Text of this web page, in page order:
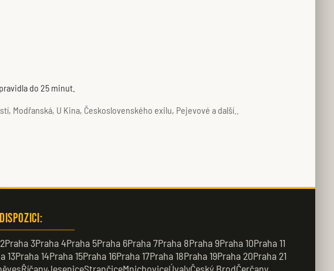
do 25 minut.
Modřanská, U Kina, Československého exilu, Pejevové a další..
Praha 3Praha 4Praha 5Praha 6Praha 7Praha 8Praha 9Praha 10Praha 11
13Praha 14Praha 15Praha 16Praha 17Praha 18Praha 19Praha 20Praha 21